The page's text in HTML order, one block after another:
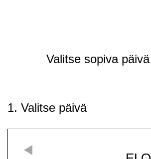
Valitse sopiva
1. Valitse päivä